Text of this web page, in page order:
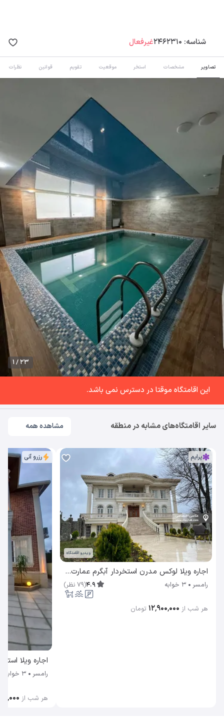
شناسه: 2462310غیرفعال
تصاویر مشخصات استخر موقعیت تقویم قوانین نظرات
1 / 23
این اقامتگاه موقتا در دسترس نمی باشد.
سایر اقامتگاه‌های مشابه در منطقه مشاهده همه
پرایم
ویدیو اقامتگاه
اجاره ویلا لوکس مدرن استخردار آبگرم عمارت مادر رامسر
رامسر 3 خوابه 4.9
(
79 نظر)
هر شب از ۱۲٬۹۰۰٬۰۰۰ تومان
رزرو آنی
اجاره ویلا
رامسر 3 خوابه
هر شب از